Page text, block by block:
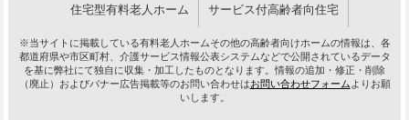
住宅型有料老人ホーム サービス付高齢者向住宅
※当サイトに掲載している有料老人ホームその他の高齢者向けホームの情報は、各
都道府県や市区町村、介護サービス情報公表システムなどで公開されているデータ
を基に弊社にて独自に収集・加工したものとなります。情報の追加・修正・削除
（廃止）およびバナー広告掲載等のお問い合わせはお問い合わせフォームよりお願
いします。